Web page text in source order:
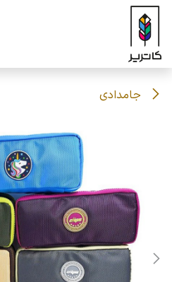
صرف نظر و مشاهده محتوا
جامدادی